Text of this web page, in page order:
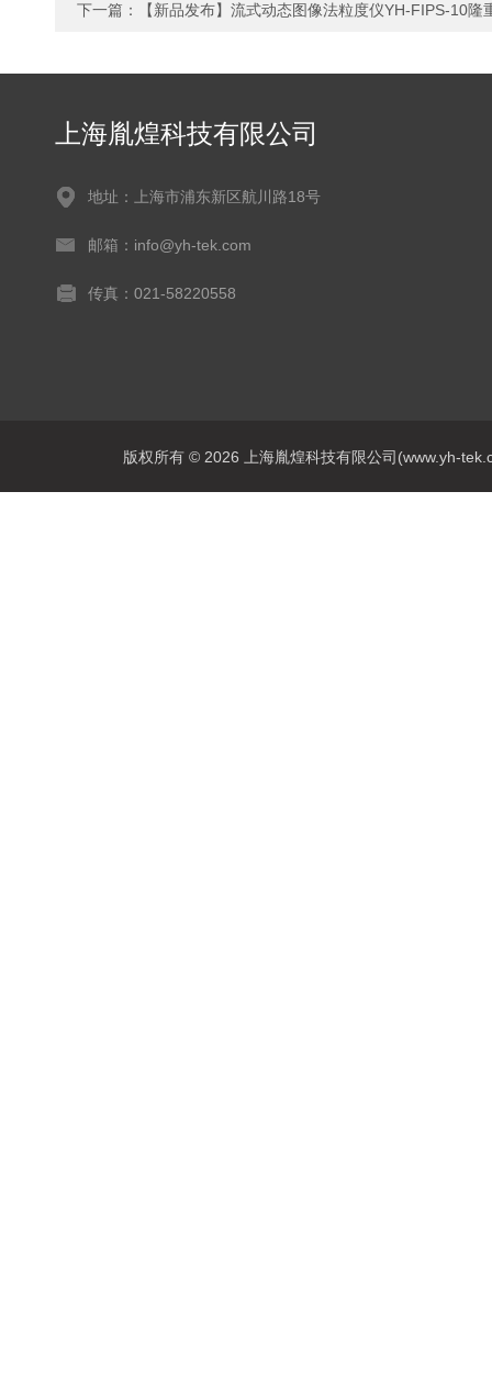
下一篇： 【新品发布】流式动态图像法粒度仪YH-FIPS-10隆
上海胤煌科技有限公司
地址：上海市浦东新区航川路18号
邮箱：info@yh-tek.com
传真：021-58220558
版权所有 © 2026 上海胤煌科技有限公司(www.yh-